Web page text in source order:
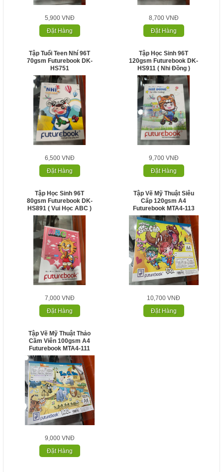
5,900 VNĐ
Đặt Hàng
8,700 VNĐ
Đặt Hàng
Tập Tuổi Teen Nhí 96T
70gsm Futurebook DK-
HS751
6,500 VNĐ
Đặt Hàng
Tập Học Sinh 96T
120gsm Futurebook DK-
HS911 ( Nhi Đồng )
9,700 VNĐ
Đặt Hàng
Tập Học Sinh 96T
80gsm Futurebook DK-
HS891 ( Vui Học ABC )
7,000 VNĐ
Đặt Hàng
Tập Vẽ Mỹ Thuật Siêu
Cấp 120gsm A4
Futurebook MTA4-113
10,700 VNĐ
Đặt Hàng
Tập Vẽ Mỹ Thuật Thảo
Cầm Viên 100gsm A4
Futurebook MTA4-111
9,000 VNĐ
Đặt Hàng